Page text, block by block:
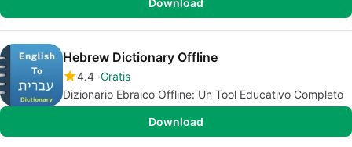
Download
Hebrew Dictionary Offline
4.4 Gratis
Dizionario Ebraico Offline: Un Tool Educativo Completo
Download